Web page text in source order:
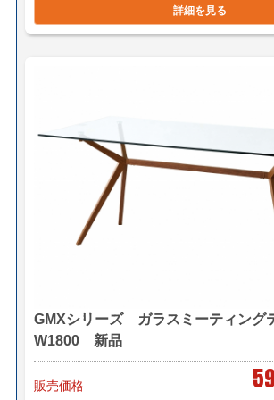
詳細を見る
GMXシリーズ ガラスミーティング
W1800 新品
販売価格